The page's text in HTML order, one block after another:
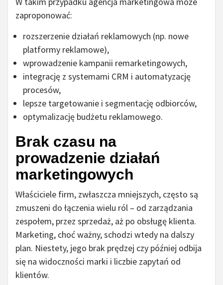
zaproponować:
rozszerzenie działań reklamowych (np. nowe
platformy reklamowe),
wprowadzenie kampanii remarketingowych,
integrację z systemami CRM i automatyzację
procesów,
lepsze targetowanie i segmentację odbiorców,
optymalizację budżetu reklamowego.
Brak czasu na
prowadzenie działań
marketingowych
Właściciele firm, zwłaszcza mniejszych, często są
zmuszeni do łączenia wielu ról – od zarządzania
zespołem, przez sprzedaż, aż po obsługę klienta.
Marketing, choć ważny, schodzi wtedy na dalszy
plan. Niestety, jego brak prędzej czy później odbija
się na widoczności marki i liczbie zapytań od
klientów.